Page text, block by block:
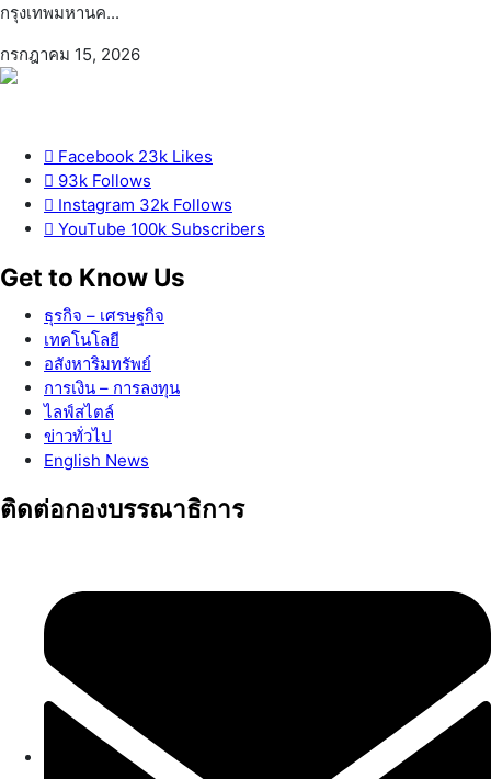
กรุงเทพมหานค...
กรกฎาคม 15, 2026
Facebook 23k Likes
93k Follows
Instagram 32k Follows
YouTube 100k Subscribers
Get to Know Us
ธุรกิจ – เศรษฐกิจ
เทคโนโลยี
อสังหาริมทรัพย์
การเงิน – การลงทุน
ไลฟ์สไตล์
ข่าวทั่วไป
English News
ติดต่อกองบรรณาธิการ